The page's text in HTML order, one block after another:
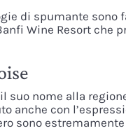
di spumante
Wine Resort
suo nome alla
anche con
sono